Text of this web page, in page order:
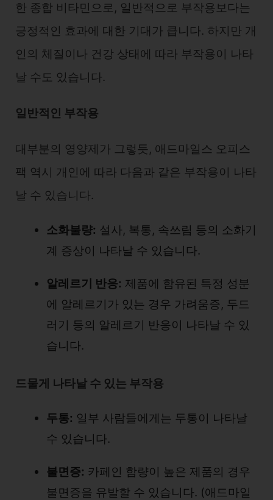
한 종합 비타민으로, 일반적으로 부작용보다는
긍정적인 효과에 대한 기대가 큽니다. 하지만 개
인의 체질이나 건강 상태에 따라 부작용이 나타
날 수도 있습니다.
일반적인 부작용
대부분의 영양제가 그렇듯, 애드마일스 오피스
팩 역시 개인에 따라 다음과 같은 부작용이 나타
날 수 있습니다.
소화불량: 설사, 복통, 속쓰림 등의 소화기
계 증상이 나타날 수 있습니다.
알레르기 반응: 제품에 함유된 특정 성분
에 알레르기가 있는 경우 가려움증, 두드
러기 등의 알레르기 반응이 나타날 수 있
습니다.
드물게 나타날 수 있는 부작용
두통: 일부 사람들에게는 두통이 나타날
수 있습니다.
불면증: 카페인 함량이 높은 제품의 경우
불면증을 유발할 수 있습니다. (애드마일